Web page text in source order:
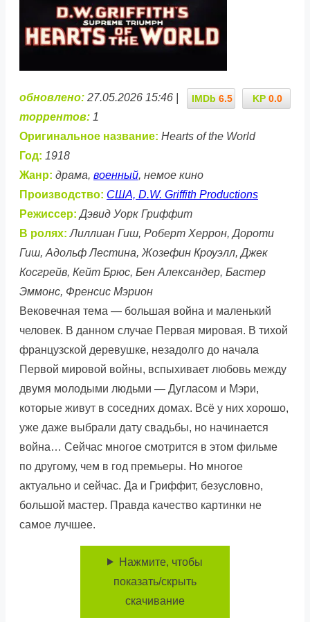
KP 0.0
IMDb 6.5
обновлено: 27.05.2026 15:46 |
торрентов: 1
Оригинальное название: Hearts of the World
Год: 1918
Жанр: драма, военный, немое кино
Производство: США, D.W. Griffith Productions
Режиссер: Дэвид Уорк Гриффит
В ролях: Лиллиан Гиш, Роберт Херрон, Дороти
Гиш, Адольф Лестина, Жозефин Кроуэлл, Джек
Косгрейв, Кейт Брюс, Бен Александер, Бастер
Эммонс, Френсис Мэрион
Вековечная тема — большая война и маленький
человек. В данном случае Первая мировая. В тихой
французской деревушке, незадолго до начала
Первой мировой войны, вспыхивает любовь между
двумя молодыми людьми — Дугласом и Мэри,
которые живут в соседних домах. Всё у них хорошо,
уже даже выбрали дату свадьбы, но начинается
война… Сейчас многое смотрится в этом фильме
по другому, чем в год премьеры. Но многое
актуально и сейчас. Да и Гриффит, безусловно,
большой мастер. Правда качество картинки не
самое лучшее.
Нажмите, чтобы
показать/скрыть
скачивание